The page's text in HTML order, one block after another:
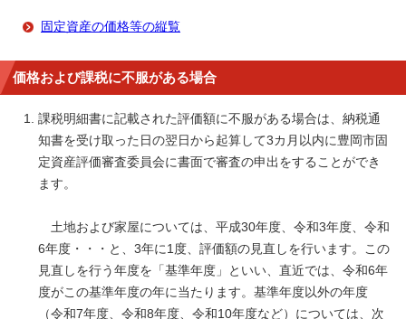
固定資産の価格等の縦覧
価格および課税に不服がある場合
課税明細書に記載された評価額に不服がある場合は、納税通
知書を受け取った日の翌日から起算して3カ月以内に豊岡市固
定資産評価審査委員会に書面で審査の申出をすることができ
ます。
土地および家屋については、平成30年度、令和3年度、令和
6年度・・・と、3年に1度、評価額の見直しを行います。この
見直しを行う年度を「基準年度」といい、直近では、令和6年
度がこの基準年度の年に当たります。基準年度以外の年度
（令和7年度、令和8年度、令和10年度など）については、次